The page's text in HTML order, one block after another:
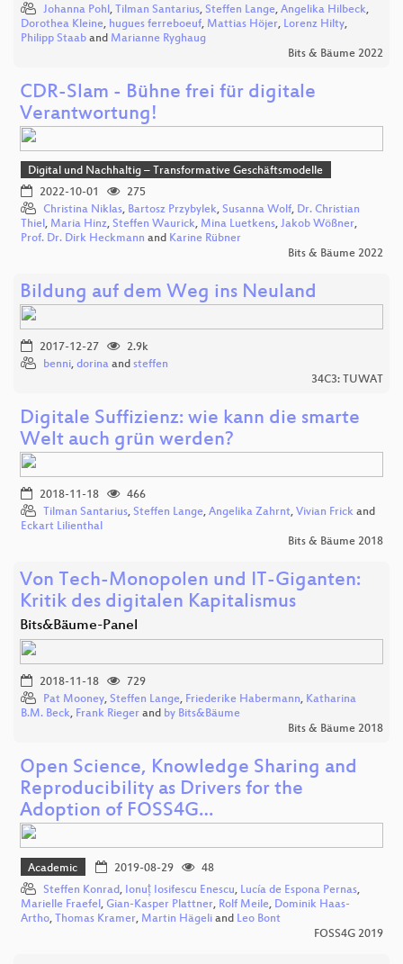
Johanna Pohl, Tilman Santarius, Steffen Lange, Angelika Hilbeck,
Dorothea Kleine, hugues ferreboeuf, Mattias Höjer, Lorenz Hilty,
Philipp Staab and Marianne Ryghaug
Bits & Bäume 2022
CDR-Slam - Bühne frei für digitale
Verantwortung!
Digital und Nachhaltig – Transformative Geschäftsmodelle
2022-10-01
275
Christina Niklas, Bartosz Przybylek, Susanna Wolf, Dr. Christian
Thiel, Maria Hinz, Steffen Waurick, Mina Luetkens, Jakob Wößner,
Prof. Dr. Dirk Heckmann and Karine Rübner
Bits & Bäume 2022
Bildung auf dem Weg ins Neuland
2017-12-27
2.9k
benni, dorina and steffen
34C3: TUWAT
Digitale Suffizienz: wie kann die smarte
Welt auch grün werden?
2018-11-18
466
Tilman Santarius, Steffen Lange, Angelika Zahrnt, Vivian Frick and
Eckart Lilienthal
Bits & Bäume 2018
Von Tech-Monopolen und IT-Giganten:
Kritik des digitalen Kapitalismus
Bits&Bäume-Panel
2018-11-18
729
Pat Mooney, Steffen Lange, Friederike Habermann, Katharina
B.M. Beck, Frank Rieger and by Bits&Bäume
Bits & Bäume 2018
Open Science, Knowledge Sharing and
Reproducibility as Drivers for the
Adoption of FOSS4G…
Academic 2019-08-29
48
Steffen Konrad, Ionuț Iosifescu Enescu, Lucía de Espona Pernas,
Marielle Fraefel, Gian-Kasper Plattner, Rolf Meile, Dominik Haas-
Artho, Thomas Kramer, Martin Hägeli and Leo Bont
FOSS4G 2019